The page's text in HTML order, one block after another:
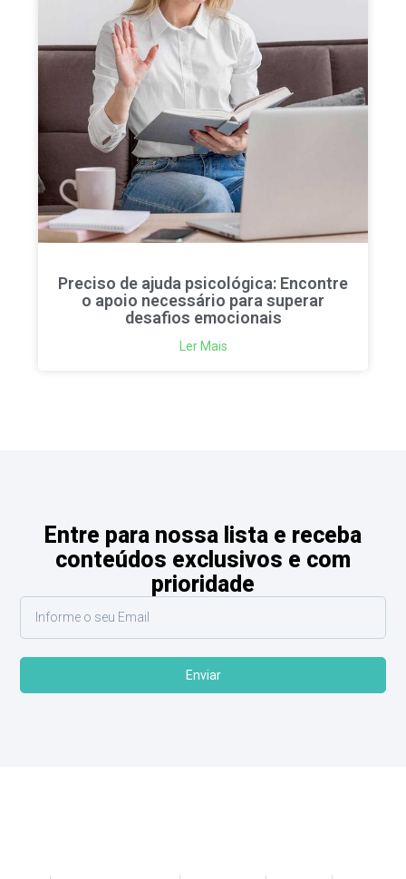
Preciso de ajuda psicológica: Encontre
o apoio necessário para superar
desafios emocionais
Ler Mais
Entre para nossa lista e receba
conteúdos exclusivos e com
prioridade
Enviar